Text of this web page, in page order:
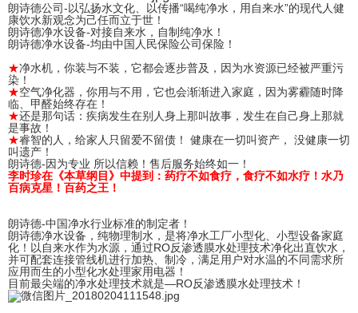
朗诗德公司-以弘扬水文化、以传播“喝纯净水，用自来水”的现代人健
康饮水新观念为己任而立于世！
朗诗德净水设备-对接自来水，自制纯净水！
朗诗德净水设备-均由中国人民保险公司保险！
★净水机，你装与不装，它都会逐步普及，因为水资源已经被严重污
染！
★空气净化器，你用与不用，它也会渐渐进入家庭，因为雾霾随时降
临、甲醛始终存在！
★还是那句话：疾病发生在别人身上那叫故事，发生在自己身上那就
是事故！
★睿智的人，给家人只留爱不留债！ 健康在一切叫资产， 没健康一切
叫遗产！
朗诗德-因为专业 所以信赖！售后服务始终如一！
李时珍在《本草纲目》中提到：药疗不如食疗，食疗不如水疗！水乃
百病克星！百药之王！
朗诗德-中国净水行业标准的制定者！
朗诗德净水设备，纯物理制水，是将净水工厂小型化、小型设备家庭
化！以自来水作为水源，通过RO反渗透膜水处理技术净化出直饮水，
并可配套连接管线机进行加热、制冷，满足用户对水温的不同需求所
应用而生的小型化水处理家用电器！
目前最尖端的净水处理技术就是—RO反渗透膜水处理技术！